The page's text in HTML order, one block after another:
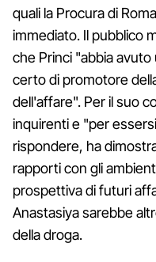
quali la Procura di
immediato. Il pubblico
che Princi "abbia
certo di promotore
dell'affare". Per il suo
inquirenti e "per
rispondere, ha
rapporti con gli
prospettiva di futuri
Anastasiya sarebbe
della droga.